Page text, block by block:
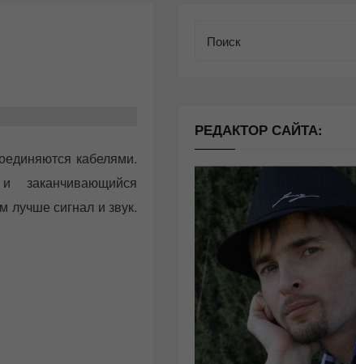
кабелями.
сигнал и звук.
РЕДАКТОР САЙТА: